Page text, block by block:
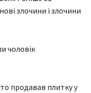
злочини і злочини
чоловік
продавав плитку у